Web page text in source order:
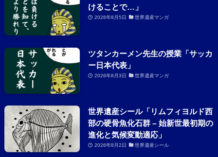
けることで…」
2026年8月5日 世界遺産マンガ
ツタンカーメン先生の授業「サッカ
ー日本代表」
2026年8月3日 世界遺産マンガ
世界遺産シール「リムフィヨルド西
部の硬骨魚化石群 – 始新世最初期の
進化と気候変動適応」
2026年8月2日 世界遺産シール